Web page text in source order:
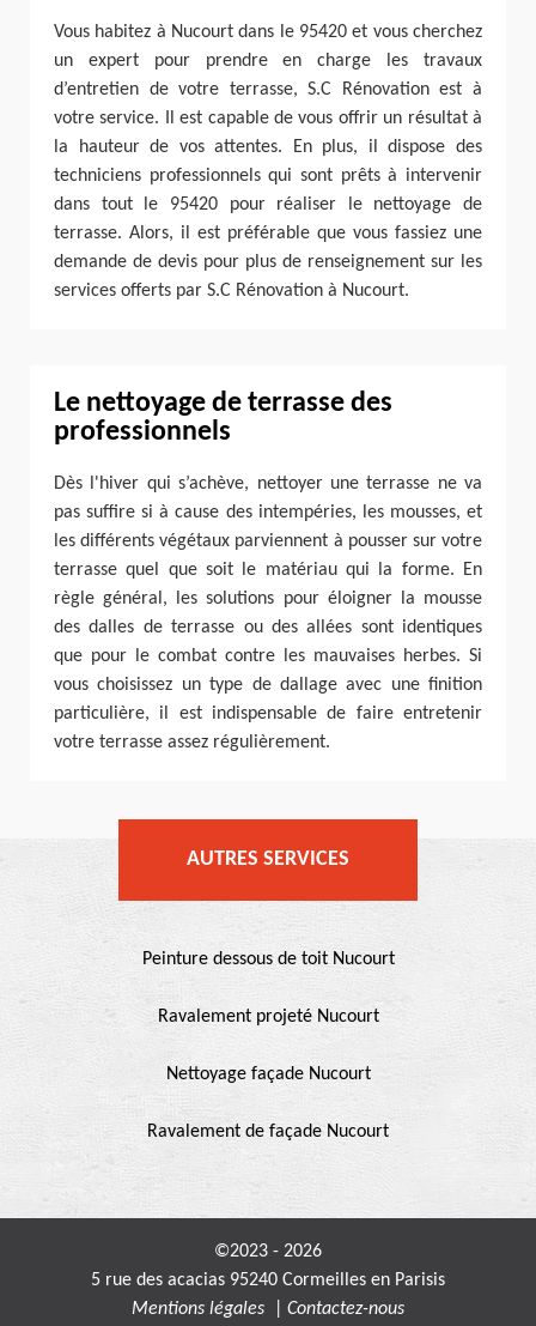
Vous habitez à Nucourt dans le 95420 et vous cherchez
un expert pour prendre en charge les travaux
d’entretien de votre terrasse, S.C Rénovation est à
votre service. Il est capable de vous offrir un résultat à
la hauteur de vos attentes. En plus, il dispose des
techniciens professionnels qui sont prêts à intervenir
dans tout le 95420 pour réaliser le nettoyage de
terrasse. Alors, il est préférable que vous fassiez une
demande de devis pour plus de renseignement sur les
services offerts par S.C Rénovation à Nucourt.
Le nettoyage de terrasse des
professionnels
Dès l'hiver qui s’achève, nettoyer une terrasse ne va
pas suffire si à cause des intempéries, les mousses, et
les différents végétaux parviennent à pousser sur votre
terrasse quel que soit le matériau qui la forme. En
règle général, les solutions pour éloigner la mousse
des dalles de terrasse ou des allées sont identiques
que pour le combat contre les mauvaises herbes. Si
vous choisissez un type de dallage avec une finition
particulière, il est indispensable de faire entretenir
votre terrasse assez régulièrement.
AUTRES SERVICES
Peinture dessous de toit Nucourt
Ravalement projeté Nucourt
Nettoyage façade Nucourt
Ravalement de façade Nucourt
©2023 - 2026
5 rue des acacias 95240 Cormeilles en Parisis
Mentions légales
Contactez-nous